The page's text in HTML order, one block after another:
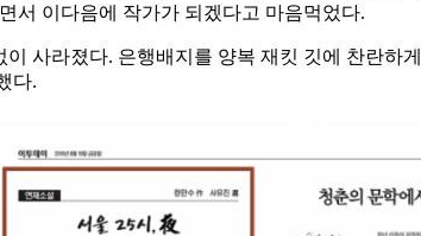
서 이다음에 작가가 되겠다고 마음먹었다.
사라졌다. 은행배지를 양복 재킷 깃에 찬란하
다.